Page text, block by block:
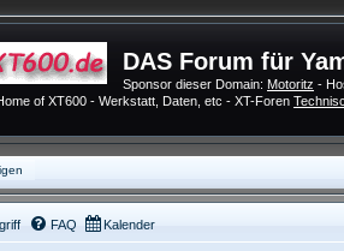
DAS Forum für
Sponsor dieser Domain: Motoritz -
of XT600 - Werkstatt, Daten, etc - XT-Foren
FAQ Kalender